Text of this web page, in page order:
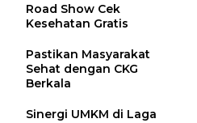
Road Show Cek
Kesehatan Gratis
Pastikan Masyarakat
Sehat dengan CKG
Berkala
Sinergi UMKM di Laga